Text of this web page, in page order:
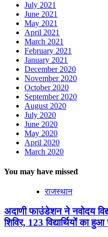
July 2021
June 2021
May 2021
April 2021
March 2021
February 2021
January 2021
December 2020
November 2020
October 2020
September 2020
August 2020
July 2020
June 2020
May 2020
April 2020
March 2020
You may have missed
राजस्थान
अदाणी फाउंडेशन ने नवोदय
शिविर, 123 विद्यार्थियों का हुआ